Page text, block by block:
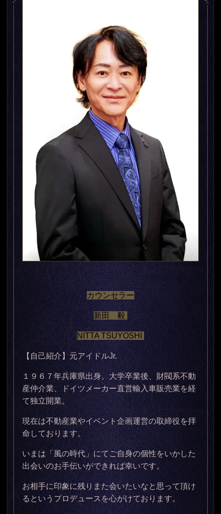
カウンセラー
新田 毅
NITTA TSUYOSHI
【自己紹介】元アイドルJr.
１９６７年兵庫県出身。大学卒業後、財閥系不動
産仲介業、ドイツメーカー直営輸入車販売業を経
て独立開業。
現在は不動産業やイベント企画運営の取締役を拝
命しております。
いまは「風の時代」にてご自身の個性をいかした
出会いのお手伝いができれば幸いです。
お相手に印象に残りまた会いたいなと思って頂け
るというプロデュースを心がけております。